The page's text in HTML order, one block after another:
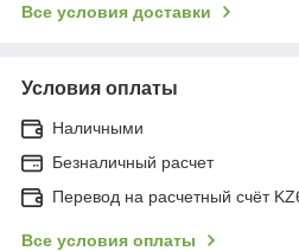
Все условия доставки
Условия оплаты
Наличными
Безналичный расчет
Перевод на расчетный счёт
Все условия оплаты